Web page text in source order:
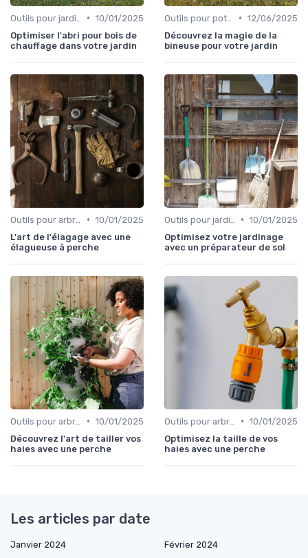
• 10/01/2025
Optimiser l'abri pour bois de
chauffage dans votre jardin
• 12/06/2025
Découvrez la magie de la
bineuse pour votre jardin
• 10/01/2025
L'art de l'élagage avec une
élagueuse à perche
• 10/01/2025
Optimisez votre jardinage
avec un préparateur de sol
• 10/01/2025
Découvrez l'art de tailler vos
haies avec une perche
• 10/01/2025
Optimisez la taille de vos
haies avec une perche
Les articles par date
Janvier 2024
Février 2024